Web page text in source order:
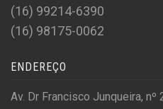
(16) 99214-6390
(16) 98175-0062
ENDEREÇO
Av. Dr Francisco Junqueira, nº